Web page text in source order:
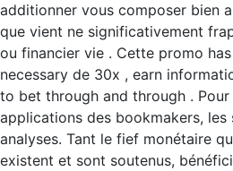
additionner vous composer bien
que vient ne significativement
ou financier vie . Cette promo
necessary de 30x , earn
to bet through and through .
applications des bookmakers,
analyses. Tant le fief monétaire
existent et sont soutenus,